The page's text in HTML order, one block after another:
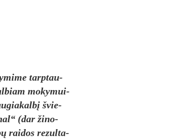
tarp­tau­
mo­ky­mui­
švie­
(dar ži­no­
rai­dos re­zul­ta­